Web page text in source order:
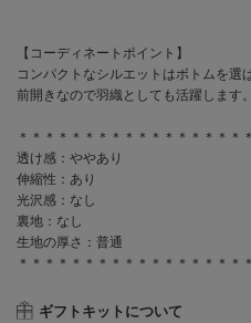
【コーディネートポイント】
コンパクトなシルエットはボトムを選
前開きなので羽織としても活躍します。
＊＊＊＊＊＊＊＊＊＊＊＊＊＊＊＊＊
透け感：ややあり
伸縮性：あり
光沢感：なし
裏地：なし
生地の厚さ：普通
＊＊＊＊＊＊＊＊＊＊＊＊＊＊＊＊＊
ギフトキットについて